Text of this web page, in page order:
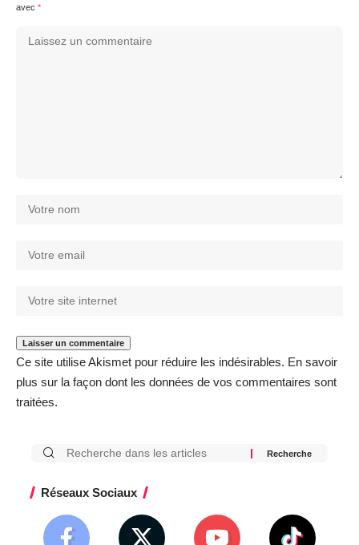
avec *
Ce site utilise Akismet pour réduire les indésirables. En savoir
plus sur la façon dont les données de vos commentaires sont
traitées.
Réseaux Sociaux